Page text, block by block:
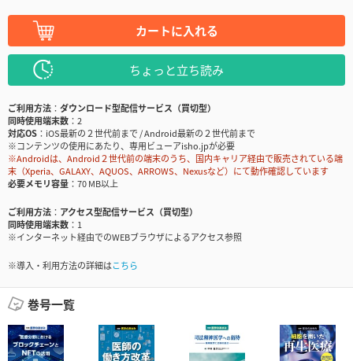
カートに入れる
ちょっと立ち読み
ご利用方法
ダウンロード型配信サービス（買切型）
同時使用端末数
2
対応OS
iOS最新の２世代前まで / Android最新の２世代前まで
※コンテンツの使用にあたり、専用ビューアisho.jpが必要
※Androidは、Android２世代前の端末のうち、国内キャリア経由で販売されている端
末（Xperia、GALAXY、AQUOS、ARROWS、Nexusなど）にて動作確認しています
必要メモリ容量
70 MB以上
ご利用方法
アクセス型配信サービス（買切型）
同時使用端末数
1
※インターネット経由でのWEBブラウザによるアクセス参照
※導入・利用方法の詳細はこちら
巻号一覧